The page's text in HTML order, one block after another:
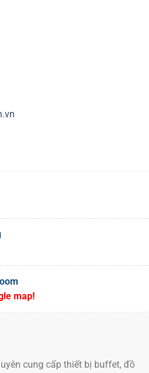
map!
cung cấp thiết bị buffet, đồ